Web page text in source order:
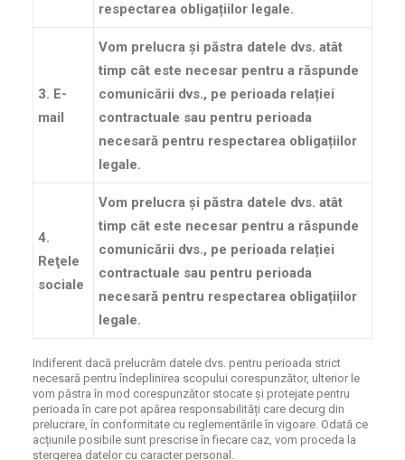
respectarea obligațiilor legale.
3. E-
mail
Vom prelucra și păstra datele dvs. atât
timp cât este necesar pentru a răspunde
comunicării dvs., pe perioada relației
contractuale sau pentru perioada
necesară pentru respectarea obligațiilor
legale.
4.
Reţele
sociale
Vom prelucra și păstra datele dvs. atât
timp cât este necesar pentru a răspunde
comunicării dvs., pe perioada relației
contractuale sau pentru perioada
necesară pentru respectarea obligațiilor
legale.
Indiferent dacă prelucrăm datele dvs. pentru perioada strict
necesară pentru îndeplinirea scopului corespunzător, ulterior le
vom păstra în mod corespunzător stocate și protejate pentru
perioada în care pot apărea responsabilități care decurg din
prelucrare, în conformitate cu reglementările în vigoare. Odată ce
acțiunile posibile sunt prescrise în fiecare caz, vom proceda la
ștergerea datelor cu caracter personal.